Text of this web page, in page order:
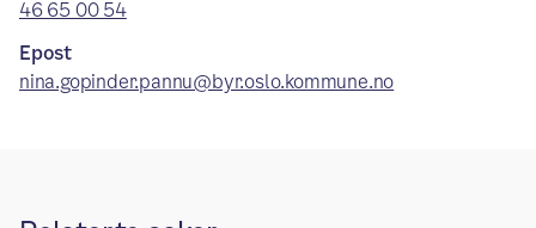
46 65 00 54
Epost
nina.gopinder.pannu@byr.oslo.kommune.no